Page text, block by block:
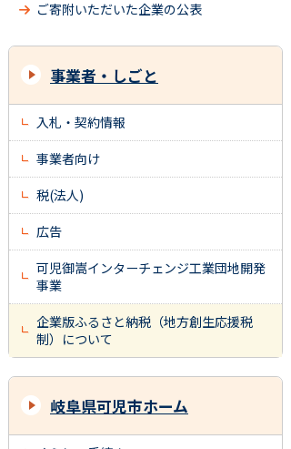
ご寄附いただいた企業の公表
事業者・しごと
入札・契約情報
事業者向け
税(法人)
広告
可児御嵩インターチェンジ工業団地開発
事業
企業版ふるさと納税（地方創生応援税
制）について
岐阜県可児市ホーム